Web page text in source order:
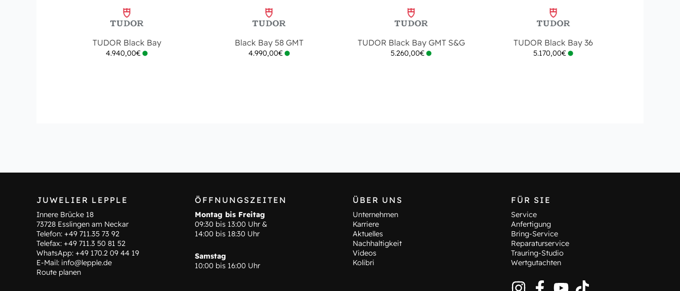
TUDOR Black Bay
4.940,00€
Black Bay 58 GMT
4.990,00€
TUDOR Black Bay GMT S&G
5.260,00€
TUDOR Black Bay 36
5.170,00€
JUWELIER LEPPLE
Innere Brücke 18
73728 Esslingen am Neckar
Telefon: +49 711.35 73 92
Telefax: +49 711.3 50 81 52
WhatsApp: +49 170.2 09 44 19
E-Mail: info@lepple.de
Route planen
ÖFFNUNGSZEITEN
Montag bis Freitag
09:30 bis 13:00 Uhr &
14:00 bis 18:30 Uhr
Samstag
10:00 bis 16:00 Uhr
ÜBER UNS
Unternehmen
Karriere
Aktuelles
Nachhaltigkeit
Videos
Kolibri
FÜR SIE
Service
Anfertigung
Bring-Service
Reparaturservice
Trauring-Studio
Wertgutachten